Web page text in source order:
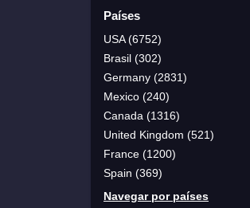
Países
USA (6752)
Brasil (302)
Germany (2831)
Mexico (240)
Canada (1316)
United Kingdom (521)
France (1200)
Spain (369)
Navegar por países